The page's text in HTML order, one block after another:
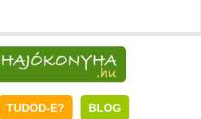
TUDOD-E? BLOG